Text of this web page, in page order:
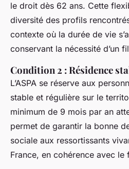
le droit dès 62 ans. Cette
diversité des profils
contexte où la durée de vie
conservant la nécessité d’un
Condition 2 : Résidence
L’ASPA se réserve aux
stable et régulière sur le
minimum de 9 mois par an
permet de garantir la bonne
sociale aux ressortissants
France, en cohérence avec le